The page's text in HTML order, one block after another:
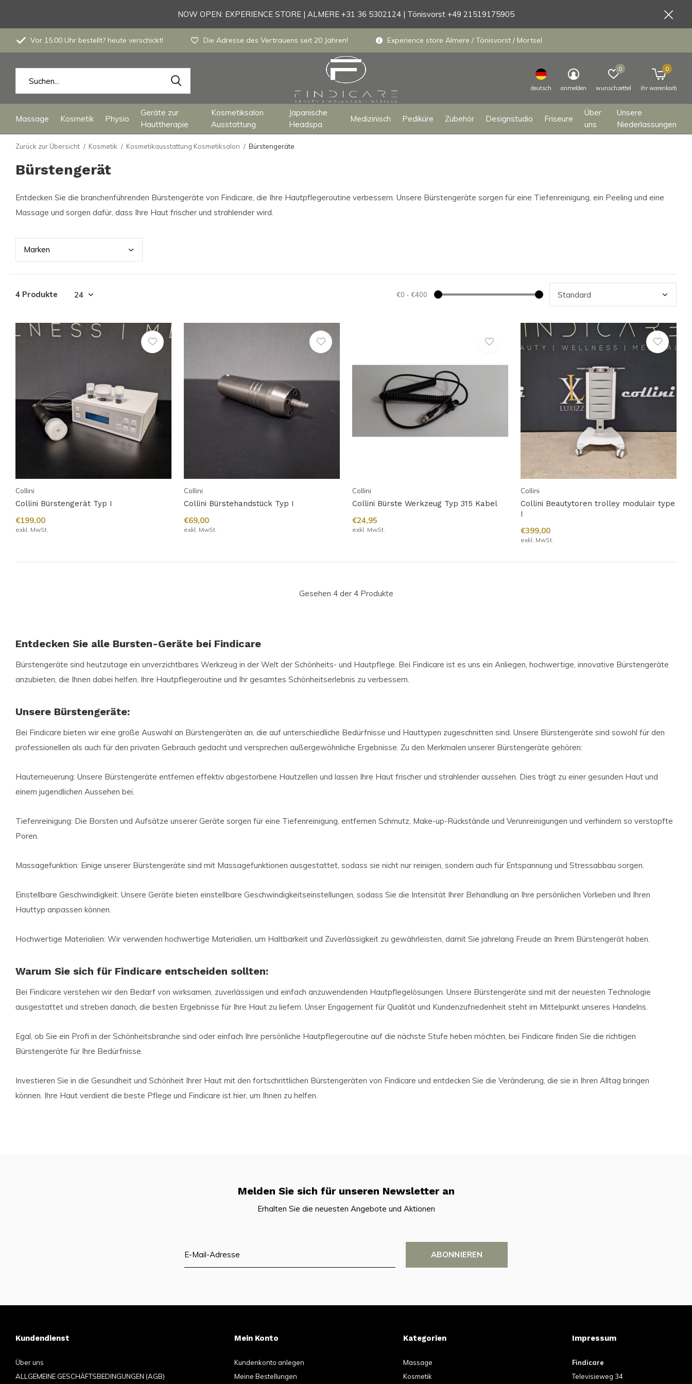
Massage Kosmetik Physio
Geräte zur
Hauttherapie
Kosmetiksalon
Ausstattung
Japanische
Headspa
Medizinisch Pediküre Zubehör Designstudio Friseure
Über
uns
Unsere
Niederlassungen
deutsch anmelden wunschzettel
0
ihr warenkorb
0
Vor 15:00 Uhr bestellt? heute verschickt! Die Adresse des Vertrauens seit 20 Jahren! Experience store Almere / Tönisvorst / Mortsel
NOW OPEN: EXPERIENCE STORE | ALMERE +31 36 5302124 | Tönisvorst +49 21519175905
Zurück zur Übersicht Kosmetik Kosmetikausstattung Kosmetiksalon Bürstengeräte
Bürstengerät
Entdecken Sie die branchenführenden Bürstengeräte von Findicare, die Ihre Hautpflegeroutine verbessern. Unsere Bürstengeräte sorgen für eine Tiefenreinigung, ein Peeling und eine
Massage und sorgen dafür, dass Ihre Haut frischer und strahlender wird.
Marken
4 Produkte €0 - €400
Collini
Collini Bürstengerät Typ I
€199,00
exkl. MwSt.
Collini
Collini Bürstehandstück Typ I
€69,00
exkl. MwSt.
Collini
Collini Bürste Werkzeug Typ 315 Kabel
€24,95
exkl. MwSt.
Collini
Collini Beautytoren trolley modulair type
I
€399,00
exkl. MwSt.
Gesehen 4 der 4 Produkte
Entdecken Sie alle Bursten-Geräte bei Findicare
Bürstengeräte sind heutzutage ein unverzichtbares Werkzeug in der Welt der Schönheits- und Hautpflege. Bei Findicare ist es uns ein Anliegen, hochwertige, innovative Bürstengeräte
anzubieten, die Ihnen dabei helfen, Ihre Hautpflegeroutine und Ihr gesamtes Schönheitserlebnis zu verbessern.
Unsere Bürstengeräte:
Bei Findicare bieten wir eine große Auswahl an Bürstengeräten an, die auf unterschiedliche Bedürfnisse und Hauttypen zugeschnitten sind. Unsere Bürstengeräte sind sowohl für den
professionellen als auch für den privaten Gebrauch gedacht und versprechen außergewöhnliche Ergebnisse. Zu den Merkmalen unserer Bürstengeräte gehören:
Hauterneuerung: Unsere Bürstengeräte entfernen effektiv abgestorbene Hautzellen und lassen Ihre Haut frischer und strahlender aussehen. Dies trägt zu einer gesunden Haut und
einem jugendlichen Aussehen bei.
Tiefenreinigung: Die Borsten und Aufsätze unserer Geräte sorgen für eine Tiefenreinigung, entfernen Schmutz, Make-up-Rückstände und Verunreinigungen und verhindern so verstopfte
Poren.
Massagefunktion: Einige unserer Bürstengeräte sind mit Massagefunktionen ausgestattet, sodass sie nicht nur reinigen, sondern auch für Entspannung und Stressabbau sorgen.
Einstellbare Geschwindigkeit: Unsere Geräte bieten einstellbare Geschwindigkeitseinstellungen, sodass Sie die Intensität Ihrer Behandlung an Ihre persönlichen Vorlieben und Ihren
Hauttyp anpassen können.
Hochwertige Materialien: Wir verwenden hochwertige Materialien, um Haltbarkeit und Zuverlässigkeit zu gewährleisten, damit Sie jahrelang Freude an Ihrem Bürstengerät haben.
Warum Sie sich für Findicare entscheiden sollten:
Bei Findicare verstehen wir den Bedarf von wirksamen, zuverlässigen und einfach anzuwendenden Hautpflegelösungen. Unsere Bürstengeräte sind mit der neuesten Technologie
ausgestattet und streben danach, die besten Ergebnisse für Ihre Haut zu liefern. Unser Engagement für Qualität und Kundenzufriedenheit steht im Mittelpunkt unseres Handelns.
Egal, ob Sie ein Profi in der Schönheitsbranche sind oder einfach Ihre persönliche Hautpflegeroutine auf die nächste Stufe heben möchten, bei Findicare finden Sie die richtigen
Bürstengeräte für Ihre Bedürfnisse.
Investieren Sie in die Gesundheit und Schönheit Ihrer Haut mit den fortschrittlichen Bürstengeräten von Findicare und entdecken Sie die Veränderung, die sie in Ihren Alltag bringen
können. Ihre Haut verdient die beste Pflege und Findicare ist hier, um Ihnen zu helfen.
Melden Sie sich für unseren Newsletter an
Erhalten Sie die neuesten Angebote und Aktionen
ABONNIEREN
Kundendienst
Über uns
ALLGEMEINE GESCHÄFTSBEDINGUNGEN (AGB)
Mein Konto
Kundenkonto anlegen
Meine Bestellungen
Kategorien
Massage
Kosmetik
Impressum
Findicare
Televisieweg 34